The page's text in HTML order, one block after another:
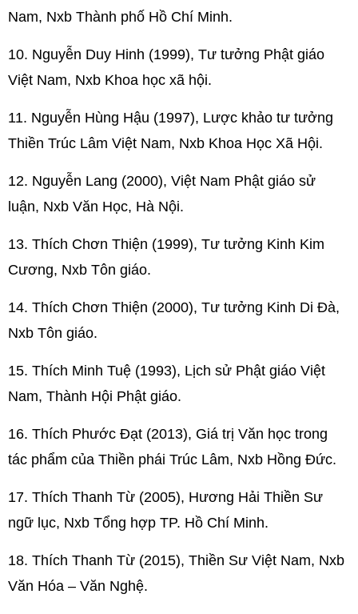
Nam, Nxb Thành phố Hồ Chí Minh.
10. Nguyễn Duy Hinh (1999), Tư tưởng Phật giáo
Việt Nam, Nxb Khoa học xã hội.
11. Nguyễn Hùng Hậu (1997), Lược khảo tư tưởng
Thiền Trúc Lâm Việt Nam, Nxb Khoa Học Xã Hội.
12. Nguyễn Lang (2000), Việt Nam Phật giáo sử
luận, Nxb Văn Học, Hà Nội.
13. Thích Chơn Thiện (1999), Tư tưởng Kinh Kim
Cương, Nxb Tôn giáo.
14. Thích Chơn Thiện (2000), Tư tưởng Kinh Di Đà,
Nxb Tôn giáo.
15. Thích Minh Tuệ (1993), Lịch sử Phật giáo Việt
Nam, Thành Hội Phật giáo.
16. Thích Phước Đạt (2013), Giá trị Văn học trong
tác phẩm của Thiền phái Trúc Lâm, Nxb Hồng Đức.
17. Thích Thanh Từ (2005), Hương Hải Thiền Sư
ngữ lục, Nxb Tổng hợp TP. Hồ Chí Minh.
18. Thích Thanh Từ (2015), Thiền Sư Việt Nam, Nxb
Văn Hóa – Văn Nghệ.